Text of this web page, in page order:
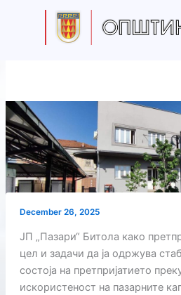
December 26, 2025
ЈП „Пазари“ Битола како
цел и задачи да ја одржува
состоја на претпријатието
искористеност на пазарните